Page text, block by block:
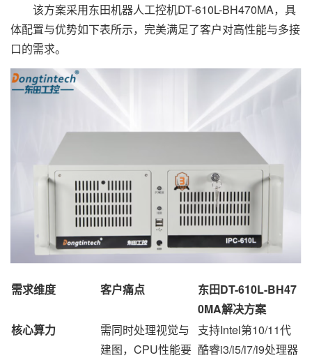
该方案采用东田机器人工控机DT-610L-BH470MA，具
体配置与优势如下表所示，完美满足了客户对高性能与多接
口的需求。
需求维度 客户痛点
东田DT-610L-BH47
0MA解决方案
核心算力
需同时处理视觉与
建图，CPU性能要
支持Intel第10/11代
酷睿i3/i5/i7/i9处理器